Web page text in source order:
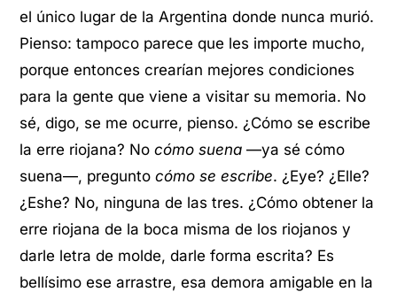
el único lugar de la Argentina donde nunca murió.
Pienso: tampoco parece que les importe mucho,
porque entonces crearían mejores condiciones
para la gente que viene a visitar su memoria. No
sé, digo, se me ocurre, pienso. ¿Cómo se escribe
la erre riojana? Nocómo suena —ya sé cómo
suena—, preguntocómo se escribe. ¿Eye? ¿Elle?
¿Eshe? No, ninguna de las tres. ¿Cómo obtener la
erre riojana de la boca misma de los riojanos y
darle letra de molde, darle forma escrita? Es
bellísimo ese arrastre, esa demora amigable en la